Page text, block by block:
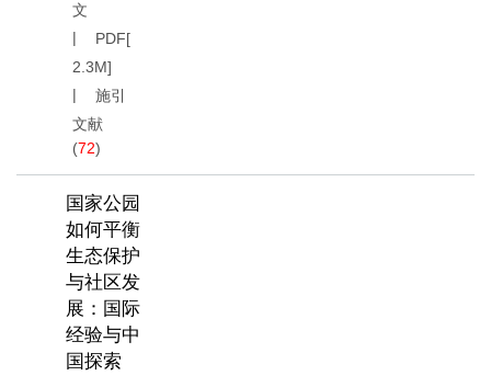
文
PDF[
2.3M]
施引
文献
(72)
国家公园
如何平衡
生态保护
与社区发
展：国际
经验与中
国探索